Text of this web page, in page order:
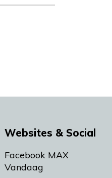
Websites & Social
Facebook MAX
Vandaag